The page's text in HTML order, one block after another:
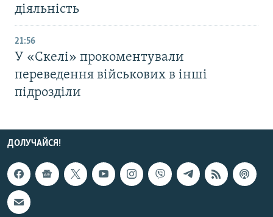
діяльність
21:56
У «Скелі» прокоментували
переведення військових в інші
підрозділи
ДОЛУЧАЙСЯ!